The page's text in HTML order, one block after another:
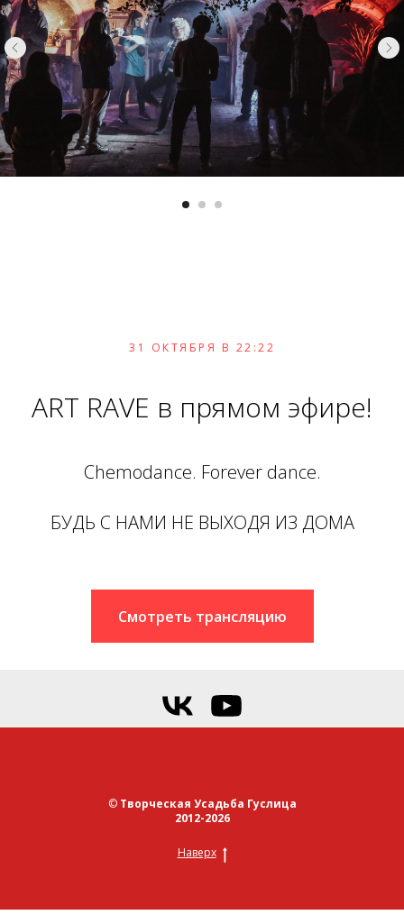
31 ОКТЯБРЯ В 22:22
ART RAVE в прямом эфире!
Сhemodance. Forever dance.
БУДЬ С НАМИ НЕ ВЫХОДЯ ИЗ ДОМА
Смотреть трансляцию
© Творческая Усадьба Гуслица
2012-2026
Наверх